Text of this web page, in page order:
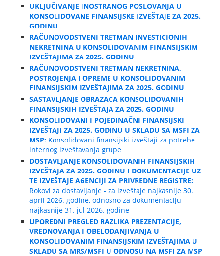
UKLJUČIVANJE INOSTRANOG POSLOVANJA U
KONSOLIDOVANE FINANSIJSKE IZVEŠTAJE ZA 2025.
GODINU
RAČUNOVODSTVENI TRETMAN INVESTICIONIH
NEKRETNINA U KONSOLIDOVANIM FINANSIJSKIM
IZVEŠTAJIMA ZA 2025. GODINU
RAČUNOVODSTVENI TRETMAN NEKRETNINA,
POSTROJENJA I OPREME U KONSOLIDOVANIM
FINANSIJSKIM IZVEŠTAJIMA ZA 2025. GODINU
SASTAVLJANJE OBRAZACA KONSOLIDOVANIH
FINANSIJSKIH IZVEŠTAJA ZA 2025. GODINU
KONSOLIDOVANI I POJEDINAČNI FINANSIJSKI
IZVEŠTAJI ZA 2025. GODINU U SKLADU SA MSFI ZA
MSP: Konsolidovani finansijski izveštaji za potrebe
internog izveštavanja grupe
DOSTAVLJANJE KONSOLIDOVANIH FINANSIJSKIH
IZVEŠTAJA ZA 2025. GODINU I DOKUMENTACIJE UZ
TE IZVEŠTAJE AGENCIJI ZA PRIVREDNE REGISTRE:
Rokovi za dostavljanje - za izveštaje najkasnije 30.
april 2026. godine, odnosno za dokumentaciju
najkasnije 31. jul 2026. godine
UPOREDNI PREGLED RAZLIKA PREZENTACIJE,
VREDNOVANJA I OBELODANJIVANJA U
KONSOLIDOVANIM FINANSIJSKIM IZVEŠTAJIMA U
SKLADU SA MRS/MSFI U ODNOSU NA MSFI ZA MSP